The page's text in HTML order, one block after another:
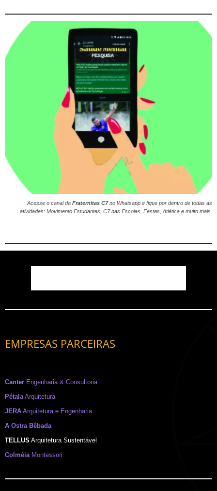
Acesse o canal da Fraternitas C7no Whatsapp e fique por dentro de todas as
atividades: Movimento Estudantes, C7 nas Escolas, Festas, Atlética e muito mais.
EMPRESAS PARCEIRAS
Canter Engenharia & Consultoria
Pétala Arquitetura
JERA Arquitetura e Engenharia
A Ostra Bêbada
TELLUS Arquitetura Sustentável
Colméia Montessori